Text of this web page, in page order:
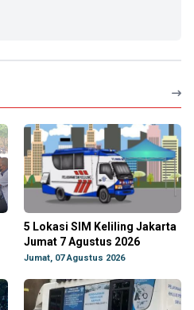
5 Lokasi SIM Keliling Jakarta
Jumat 7 Agustus 2026
Jumat, 07 Agustus 2026